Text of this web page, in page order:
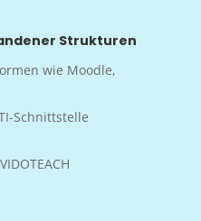
Strukturen
wie Moodle,
Schnittstelle